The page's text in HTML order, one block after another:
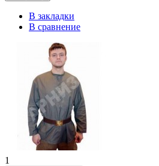
В закладки
В сравнение
1